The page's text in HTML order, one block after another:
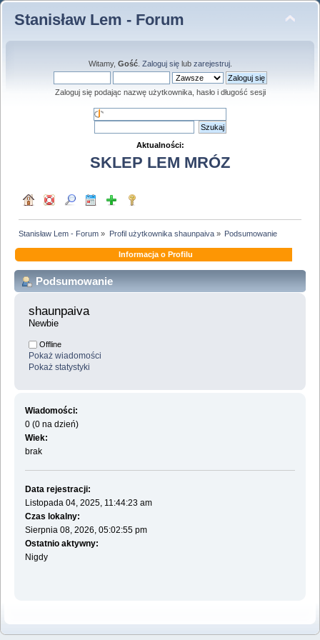
Stanisław Lem - Forum
Witamy, Gość. Zaloguj sięlub zarejestruj.
Zaloguj się podając nazwę użytkownika, hasło i długość sesji
Aktualności:
SKLEP LEM MRÓZ
Stanisław Lem - Forum » Profil użytkownika shaunpaiva» Podsumowanie
Informacja o Profilu
Podsumowanie
shaunpaiva
Newbie
Offline
Pokaż wiadomości
Pokaż statystyki
Wiadomości:
0 (0 na dzień)
Wiek:
brak
Data rejestracji:
Listopada 04, 2025, 11:44:23 am
Czas lokalny:
Sierpnia 08, 2026, 05:02:55 pm
Ostatnio aktywny:
Nigdy